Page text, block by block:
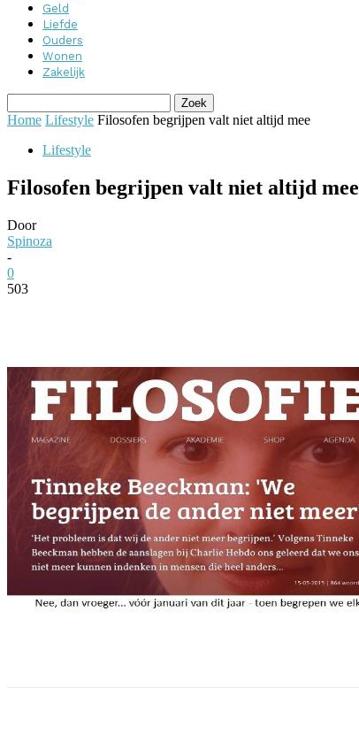
Geld
Liefde
Ouders
Wonen
Zakelijk
Home Lifestyle Filosofen begrijpen valt niet altijd mee
Lifestyle
Filosofen begrijpen valt niet altijd mee
Door
Spinoza
-
0
503